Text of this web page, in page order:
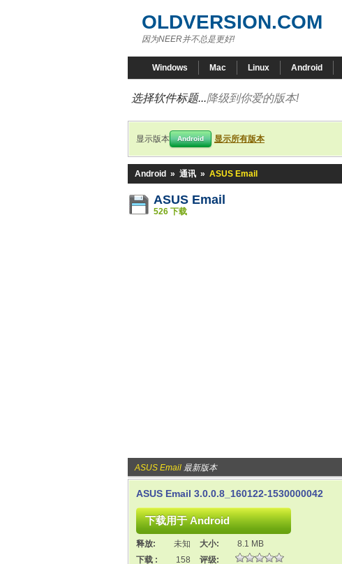
OLDVERSION.COM
因为NEER并不总是更好!
Windows Mac Linux Android
选择软件标题...降级到你爱的版本!
显示版本 Android 显示所有版本
Android » 通讯 » ASUS Email
ASUS Email
526 下载
ASUS Email 最新版本
ASUS Email 3.0.0.8_160122-1530000042
释放: 未知 大小:
8.1 MB
下载 :
158
评级: